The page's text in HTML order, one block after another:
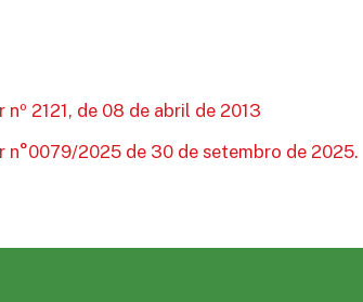
nº 2121, de 08 de abril de 2013
n°0079/2025 de 30 de setembro de 2025.